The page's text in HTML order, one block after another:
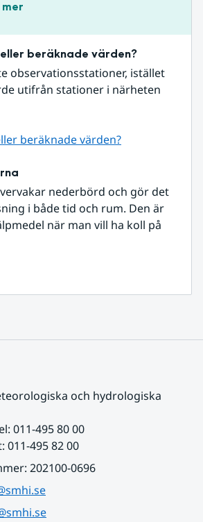
beräknade värden?
observationsstationer, istället
utifrån stationer i närheten
beräknade värden?
nederbörd och gör det
i både tid och rum. Den är
när man vill ha koll på
och hydrologiska
011-495 80 00
011-495 82 00
202100-0696